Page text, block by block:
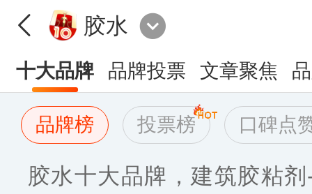
胶水
十大品牌 品牌投票 文章聚焦
品牌榜 投票榜 口碑点
胶水十大品牌，建筑胶粘